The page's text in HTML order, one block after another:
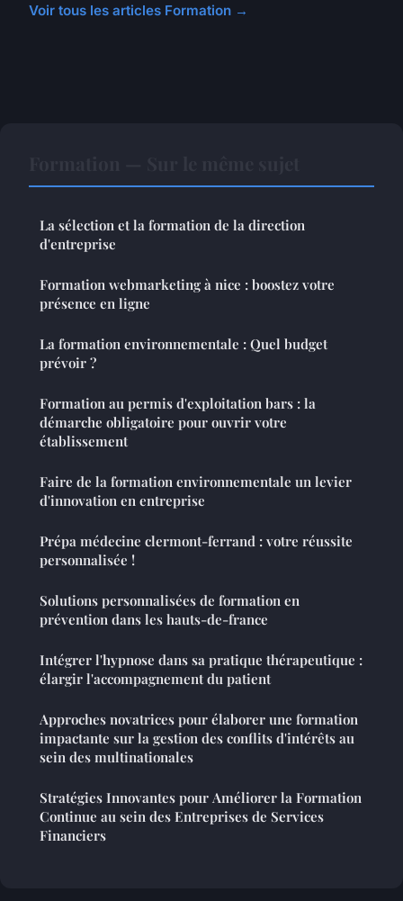
Voir tous les articles Formation →
La sélection et la formation de la direction
d'entreprise
Formation webmarketing à nice : boostez votre
présence en ligne
La formation environnementale : Quel budget
prévoir ?
Formation au permis d'exploitation bars : la
démarche obligatoire pour ouvrir votre
établissement
Faire de la formation environnementale un levier
d'innovation en entreprise
Prépa médecine clermont-ferrand : votre réussite
personnalisée !
Solutions personnalisées de formation en
prévention dans les hauts-de-france
Intégrer l'hypnose dans sa pratique thérapeutique :
élargir l'accompagnement du patient
Approches novatrices pour élaborer une formation
impactante sur la gestion des conflits d'intérêts au
sein des multinationales
Stratégies Innovantes pour Améliorer la Formation
Continue au sein des Entreprises de Services
Financiers